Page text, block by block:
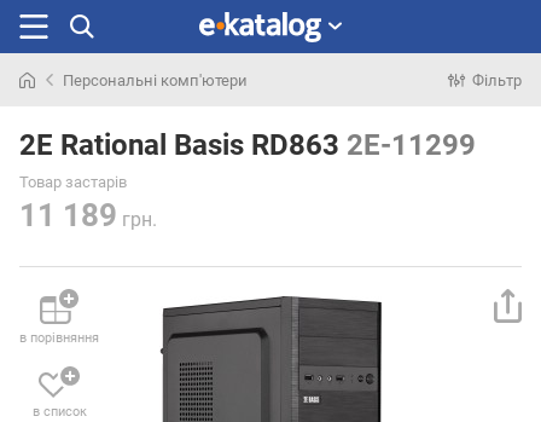
раніше
Персональні комп'ютери Фільтр
2E Rational Basis RD863 2E-11299
Товар застарів
11 189 грн.
в порівняння
в список